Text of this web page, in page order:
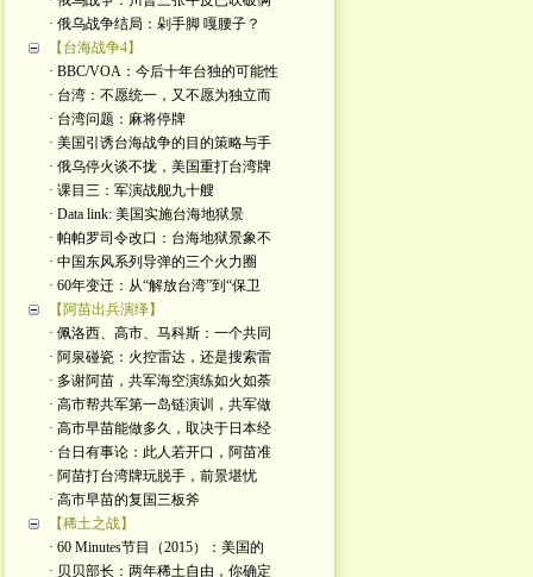
· 俄乌战争结局：剁手脚 嘎腰子？
【台海战争4】
· BBC/VOA：今后十年台独的可能性
· 台湾：不愿统一，又不愿为独立而
· 台湾问题：麻将停牌
· 美国引诱台海战争的目的策略与手
· 俄乌停火谈不拢，美国重打台湾牌
· 课目三：军演战舰九十艘
· Data link: 美国实施台海地狱景
· 帕帕罗司令改口：台海地狱景象不
· 中国东风系列导弹的三个火力圈
· 60年变迁：从“解放台湾”到“保卫
【阿苗出兵演绎】
· 佩洛西、高市、马科斯：一个共同
· 阿泉碰瓷：火控雷达，还是搜索雷
· 多谢阿苗，共军海空演练如火如荼
· 高市帮共军第一岛链演训，共军做
· 高市早苗能做多久，取决于日本经
· 台日有事论：此人若开口，阿苗准
· 阿苗打台湾牌玩脱手，前景堪忧
· 高市早苗的复国三板斧
【稀土之战】
· 60 Minutes节目（2015）：美国的
· 贝贝部长：两年稀土自由，你确定